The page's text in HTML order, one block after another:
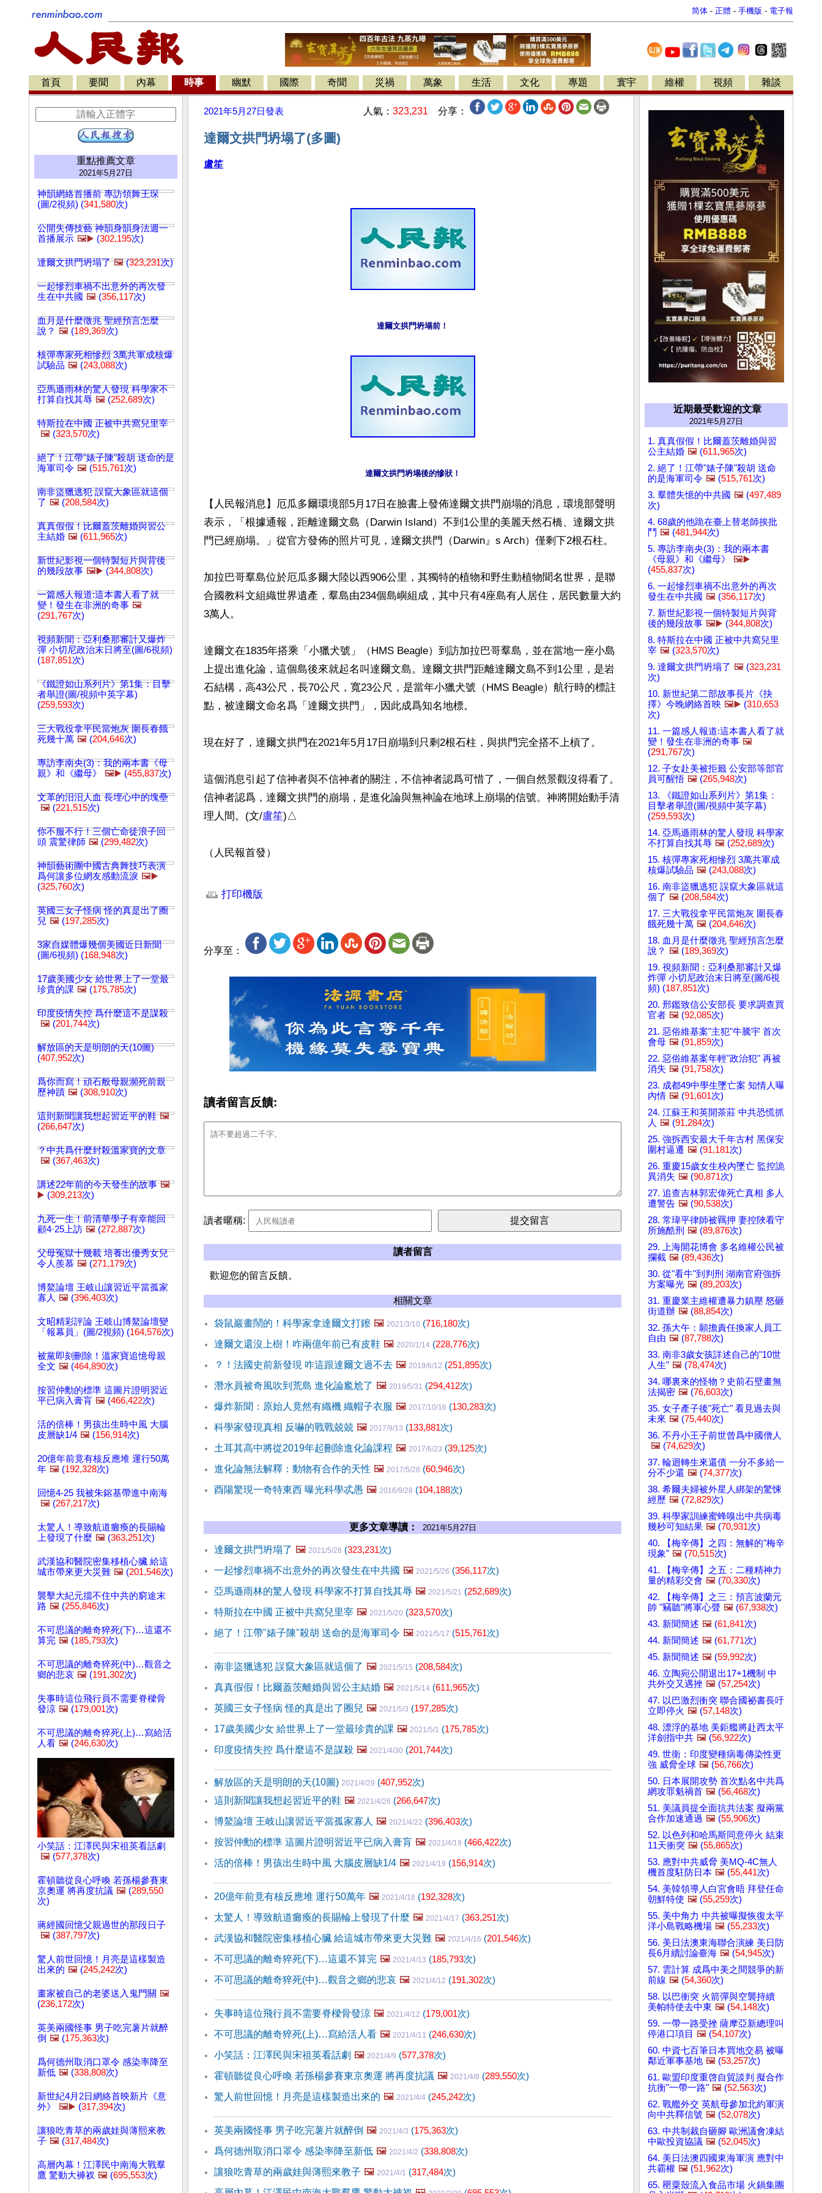
简体 - 正體 - 手機版 - 電子報
首頁 要聞 內幕 時事 幽默 國際 奇聞 災禍 萬象 生活 文化 專題 寰宇 維權 視頻 雜談
重點推薦文章
2021年5月27日
神韻網絡首播前 專訪領舞王琛
(圖/2視頻) (341,580次)
公開失傳技藝 神韻身韻身法週一
首播展示 🖼️▶️ (302,195次)
達爾文拱門坍塌了 🖼️(323,231次)
一起慘烈車禍不出意外的再次發
生在中共國 🖼️ (356,117次)
血月是什麼徵兆 聖經預言怎麼
說？ 🖼️ (189,369次)
核彈專家死相慘烈 3萬共軍成核爆
試驗品 🖼️ (243,088次)
亞馬遜雨林的驚人發現 科學家不
打算自找其辱 🖼️ (252,689次)
特斯拉在中國 正被中共窩兒里宰
🖼️ (323,570次)
絕了！江帶"婊子陳"殺胡 送命的是
海軍司令 🖼️ (515,761次)
南非盜獵逃犯 誤竄大象區就這個
了 🖼️ (208,584次)
真真假假！比爾蓋茨離婚與習公
主結婚 🖼️ (611,965次)
新世紀影視一個特製短片與背後
的幾段故事 🖼️▶️ (344,808次)
一篇感人報道:這本書人看了就
變！發生在非洲的奇事 🖼️
(291,767次)
視頻新聞：亞利桑那審計又爆炸
彈 小切尼政治末日將至(圖/6視頻)
(187,851次)
《鐵證如山系列片》第1集：目擊
者舉證(圖/視頻中英字幕)
(259,593次)
三大戰役拿平民當炮灰 圍長春餓
死幾十萬 🖼️ (204,646次)
專訪李南央(3)：我的兩本書《母
親》和《繼母》
🖼️▶️ (455,837次)
文革的汨汨人血 長埋心中的塊壘
🖼️ (221,515次)
你不服不行！三個亡命徒浪子回
頭 震驚律師 🖼️ (299,482次)
神韻藝術團中國古典舞技巧表演
爲何讓多位網友感動流淚 🖼️▶️
(325,760次)
英國三女子怪病 怪的真是出了圈
兒 🖼️ (197,285次)
3家自媒體爆幾個美國近日新聞
(圖/6視頻) (168,948次)
17歲美國少女 給世界上了一堂最
珍貴的課 🖼️ (175,785次)
印度疫情失控 爲什麼這不是謀殺
🖼️ (201,744次)
解放區的天是明朗的天(10圖)
(407,952次)
爲你而寫！頑石般母親瀕死前親
歷神蹟 🖼️ (308,910次)
這則新聞讓我想起習近平的鞋 🖼️
(266,647次)
？中共爲什麼封殺溫家寶的文章
🖼️ (367,463次)
講述22年前的今天發生的故事 🖼️
▶️ (309,213次)
九死一生！前清華學子有幸能回
顧4·25上訪 🖼️ (272,887次)
父母冤獄十幾載 培養出優秀女兒
令人羨慕 🖼️ (271,179次)
博鰲論壇 王岐山讓習近平當孤家
寡人 🖼️ (396,403次)
文昭精彩評論 王岐山博鰲論壇變
「報幕員」(圖/2視頻) (164,576次)
被黨即刻刪除！溫家寶追憶母親
全文 🖼️ (464,890次)
按習仲勳的標準 這圖片證明習近
平已病入膏肓 🖼️ (466,422次)
活的倍棒！男孩出生時中風 大腦
皮層缺1/4 🖼️ (156,914次)
20億年前竟有核反應堆 運行50萬
年 🖼️ (192,328次)
回憶4-25 我被朱鎔基帶進中南海
🖼️ (267,217次)
太驚人！導致航道癱瘓的長賜輪
上發現了什麼 🖼️ (363,251次)
武漢協和醫院密集移植心臟 給這
城市帶來更大災難 🖼️ (201,546次)
襲擊大紀元擋不住中共的窮途末
路 🖼️ (255,846次)
不可思議的離奇猝死(下)…這還不
算完 🖼️ (185,793次)
不可思議的離奇猝死(中)…觀音之
鄉的悲哀 🖼️ (191,302次)
失事時這位飛行員不需要脊樑骨
發涼 🖼️ (179,001次)
不可思議的離奇猝死(上)…寫給活
人看 🖼️ (246,630次)
小笑話：江澤民與宋祖英看話劇
🖼️ (577,378次)
霍頓聽從良心呼喚 若孫楊參賽東
京奧運 將再度抗議 🖼️ (289,550
次)
蔣經國回憶父親過世的那段日子
🖼️ (387,797次)
驚人前世回憶！月亮是這樣製造
出來的 🖼️ (245,242次)
畫家被自己的老婆送入鬼門關 🖼️
(236,172次)
英美兩國怪事 男子吃完薯片就醉
倒 🖼️ (175,363次)
爲何德州取消口罩令 感染率降至
新低 🖼️ (338,808次)
新世紀4月2日網絡首映新片《意
外》
🖼️▶️ (317,394次)
讓狼吃青草的兩歲娃與薄熙來教
子 🖼️ (317,484次)
高層內幕！江澤民中南海大戰羣
鷹 驚動大褲衩 🖼️ (695,553次)
2021年5月27日發表 人氣： 323,231 分享：
達爾文拱門坍塌了(多圖)
盧笙
達爾文拱門坍塌前！
達爾文拱門坍塌後的慘狀！
【人民報消息】厄瓜多爾環境部5月17日在臉書上發佈達爾文拱門崩塌的消息，環境部聲明
表示，「根據通報，距離達爾文島（Darwin Island）不到1公里的美麗天然石橋、達爾文拱
門已經崩塌。」從官方發佈的照片可見，達爾文拱門（Darwin』s Arch）僅剩下2根石柱。
加拉巴哥羣島位於厄瓜多爾大陸以西906公里，其獨特的植物和野生動植物聞名世界，是聯
合國教科文組織世界遺產，羣島由234個島嶼組成，其中只有4座島有人居住，居民數量大約
3萬人。
達爾文在1835年搭乘「小獵犬號」（HMS Beagle）到訪加拉巴哥羣島，並在當地一座小島
上提出進化論，這個島後來就起名叫達爾文島。達爾文拱門距離達爾文島不到1公里，是岩
石結構，高43公尺，長70公尺，寬23公尺，是當年小獵犬號（HMS Beagle）航行時的標註
點，被達爾文命名爲「達爾文拱門」，因此成爲知名地標。
現在好了，達爾文拱門在2021年5月17日崩塌到只剩2根石柱，與拱門完全搭不上槓了。
這個消息引起了信神者與不信神者的關注，不信神者認爲可惜了，一個自然景觀沒得看了。
信神者認爲，達爾文拱門的崩塌，是進化論與無神論在地球上崩塌的信號。神將開始動手清
理人間。(文/盧笙)△
（人民報首發）
打印機版
分享至：
讀者留言反饋:
讀者暱稱:
讀者留言
歡迎您的留言反饋。
相關文章
袋鼠巖畫鬧的！科學家拿達爾文打鑔 🖼️ 2021/3/10 (716,180次)
達爾文還沒上樹！咋兩億年前已有皮鞋 🖼️ 2020/1/14 (228,776次)
？！法國史前新發現 咋這跟達爾文過不去 🖼️ 2019/6/12 (251,895次)
潛水員被奇風吹到荒島 進化論尷尬了 🖼️ 2019/5/31 (294,412次)
爆炸新聞：原始人竟然有織機 織帽子衣服 🖼️ 2017/10/16 (130,283次)
科學家發現真相 反嚇的戰戰兢兢 🖼️ 2017/9/13 (133,881次)
土耳其高中將從2019年起刪除進化論課程 🖼️ 2017/6/23 (39,125次)
進化論無法解釋：動物有合作的天性 🖼️ 2017/5/28 (60,946次)
酉陽驚現一奇特東西 曝光科學忒愚 🖼️ 2016/9/28 (104,188次)
更多文章導讀： 2021年5月27日
達爾文拱門坍塌了 🖼️ 2021/5/28 (323,231次)
一起慘烈車禍不出意外的再次發生在中共國 🖼️ 2021/5/26 (356,117次)
亞馬遜雨林的驚人發現 科學家不打算自找其辱 🖼️ 2021/5/21 (252,689次)
特斯拉在中國 正被中共窩兒里宰 🖼️ 2021/5/20 (323,570次)
絕了！江帶"婊子陳"殺胡 送命的是海軍司令 🖼️ 2021/5/17 (515,761次)
南非盜獵逃犯 誤竄大象區就這個了 🖼️ 2021/5/15 (208,584次)
真真假假！比爾蓋茨離婚與習公主結婚 🖼️ 2021/5/14 (611,965次)
英國三女子怪病 怪的真是出了圈兒 🖼️ 2021/5/3 (197,285次)
17歲美國少女 給世界上了一堂最珍貴的課 🖼️ 2021/5/1 (175,785次)
印度疫情失控 爲什麼這不是謀殺 🖼️ 2021/4/30 (201,744次)
解放區的天是明朗的天(10圖) 2021/4/29 (407,952次)
這則新聞讓我想起習近平的鞋 🖼️ 2021/4/26 (266,647次)
博鰲論壇 王岐山讓習近平當孤家寡人 🖼️ 2021/4/22 (396,403次)
按習仲勳的標準 這圖片證明習近平已病入膏肓 🖼️ 2021/4/19 (466,422次)
活的倍棒！男孩出生時中風 大腦皮層缺1/4 🖼️ 2021/4/19 (156,914次)
20億年前竟有核反應堆 運行50萬年 🖼️ 2021/4/18 (192,328次)
太驚人！導致航道癱瘓的長賜輪上發現了什麼 🖼️ 2021/4/17 (363,251次)
武漢協和醫院密集移植心臟 給這城市帶來更大災難 🖼️ 2021/4/16 (201,546次)
不可思議的離奇猝死(下)…這還不算完 🖼️ 2021/4/13 (185,793次)
不可思議的離奇猝死(中)…觀音之鄉的悲哀 🖼️ 2021/4/12 (191,302次)
失事時這位飛行員不需要脊樑骨發涼 🖼️ 2021/4/12 (179,001次)
不可思議的離奇猝死(上)…寫給活人看 🖼️ 2021/4/11 (246,630次)
小笑話：江澤民與宋祖英看話劇 🖼️ 2021/4/9 (577,378次)
霍頓聽從良心呼喚 若孫楊參賽東京奧運 將再度抗議 🖼️ 2021/4/8 (289,550次)
驚人前世回憶！月亮是這樣製造出來的 🖼️ 2021/4/4 (245,242次)
英美兩國怪事 男子吃完薯片就醉倒 🖼️ 2021/4/3 (175,363次)
爲何德州取消口罩令 感染率降至新低 🖼️ 2021/4/2 (338,808次)
讓狼吃青草的兩歲娃與薄熙來教子 🖼️ 2021/4/1 (317,484次)
近期最受歡迎的文章
2021年5月27日
1. 真真假假！比爾蓋茨離婚與習
公主結婚 🖼️ (611,965次)
2. 絕了！江帶"婊子陳"殺胡 送命
的是海軍司令 🖼️ (515,761次)
3. 羣體失憶的中共國 🖼️ (497,489
次)
4. 68歲的他跪在臺上替老師挨批
鬥 🖼️ (481,944次)
5. 專訪李南央(3)：我的兩本書
《母親》和《繼母》
🖼️▶️
(455,837次)
6. 一起慘烈車禍不出意外的再次
發生在中共國 🖼️ (356,117次)
7. 新世紀影視一個特製短片與背
後的幾段故事 🖼️▶️ (344,808次)
8. 特斯拉在中國 正被中共窩兒里
宰 🖼️ (323,570次)
9. 達爾文拱門坍塌了 🖼️ (323,231
次)
10. 新世紀第二部故事長片《抉
擇》今晚網絡首映 🖼️▶️ (310,653
次)
11. 一篇感人報道:這本書人看了就
變！發生在非洲的奇事 🖼️
(291,767次)
12. 子女赴美被拒籤 公安部等部官
員可醒悟 🖼️ (265,948次)
13. 《鐵證如山系列片》第1集：
目擊者舉證(圖/視頻中英字幕)
(259,593次)
14. 亞馬遜雨林的驚人發現 科學家
不打算自找其辱 🖼️ (252,689次)
15. 核彈專家死相慘烈 3萬共軍成
核爆試驗品 🖼️ (243,088次)
16. 南非盜獵逃犯 誤竄大象區就這
個了 🖼️ (208,584次)
17. 三大戰役拿平民當炮灰 圍長春
餓死幾十萬 🖼️ (204,646次)
18. 血月是什麼徵兆 聖經預言怎麼
說？ 🖼️ (189,369次)
19. 視頻新聞：亞利桑那審計又爆
炸彈 小切尼政治末日將至(圖/6視
頻) (187,851次)
20. 邢鑑致信公安部長 要求調查買
官者 🖼️ (92,085次)
21. 惡俗維基案"主犯"牛騰宇 首次
會母 🖼️ (91,859次)
22. 惡俗維基案年輕"政治犯" 再被
消失 🖼️ (91,758次)
23. 成都49中學生墜亡案 知情人曝
內情 🖼️ (91,601次)
24. 江蘇王和英開茶莊 中共恐慌抓
人 🖼️ (91,284次)
25. 強拆西安最大千年古村 黑保安
圍村逼遷 🖼️ (91,181次)
26. 重慶15歲女生校內墜亡 監控詭
異消失 🖼️ (90,871次)
27. 追查吉林郭宏偉死亡真相 多人
遭警告 🖼️ (90,538次)
28. 常瑋平律師被羈押 妻控陜看守
所施酷刑 🖼️ (89,876次)
29. 上海開花博會 多名維權公民被
攔截 🖼️ (89,436次)
30. 從"看牛"到判刑 湖南官府強拆
方案曝光 🖼️ (89,203次)
31. 重慶業主維權遭暴力鎮壓 怒砸
街道辦 🖼️ (88,854次)
32. 孫大午：願擔責任換家人員工
自由 🖼️ (87,788次)
33. 南非3歲女孩詳述自己的"10世
人生" 🖼️ (78,474次)
34. 哪裏來的怪物？史前石壁畫無
法揭密 🖼️ (76,603次)
35. 女子產子後"死亡" 看見過去與
未來 🖼️ (75,440次)
36. 不丹小王子前世曾爲中國僧人
🖼️ (74,629次)
37. 輪迴轉生來還債 一分不多給一
分不少還 🖼️ (74,377次)
38. 希爾夫婦被外星人綁架的驚悚
經歷 🖼️ (72,829次)
39. 科學家訓練蜜蜂嗅出中共病毒
幾秒可知結果 🖼️ (70,931次)
40. 【梅辛傳】之四：無解的"梅辛
現象" 🖼️ (70,515次)
41. 【梅辛傳】之五：二種精神力
量的精彩交會 🖼️ (70,330次)
42. 【梅辛傳】之三：預言波蘭元
帥 "竊聽"將軍心聲 🖼️ (67,938次)
43. 新聞簡述 🖼️ (61,841次)
44. 新聞簡述 🖼️ (61,771次)
45. 新聞簡述 🖼️ (59,992次)
46. 立陶宛公開退出17+1機制 中
共外交又遇挫 🖼️ (57,254次)
47. 以巴激烈衝突 聯合國祕書長吁
立即停火 🖼️ (57,148次)
48. 漂浮的基地 美鉅艦將赴西太平
洋劍指中共 🖼️ (56,922次)
49. 世衛：印度變種病毒傳染性更
強 威脅全球 🖼️ (56,766次)
50. 日本展開攻勢 首次點名中共爲
網攻罪魁禍首 🖼️ (56,468次)
51. 美議員提全面抗共法案 擬兩黨
合作加速通過 🖼️ (55,906次)
52. 以色列和哈馬斯同意停火 結束
11天衝突 🖼️ (55,865次)
53. 應對中共威脅 美MQ-4C無人
機首度駐防日本 🖼️ (55,441次)
54. 美韓領導人白宮會晤 拜登任命
朝鮮特使 🖼️ (55,259次)
55. 美中角力 中共被曝擬恢復太平
洋小島戰略機場 🖼️ (55,233次)
56. 美日法澳東海聯合演練 美日防
長6月續討論臺海 🖼️ (54,945次)
57. 雲計算 成爲中美之間競爭的新
前線 🖼️ (54,360次)
58. 以巴衝突 火箭彈與空襲持續
美帕特使去中東 🖼️ (54,148次)
59. 一帶一路受挫 薩摩亞新總理叫
停港口項目 🖼️ (54,107次)
60. 中資七百筆日本買地交易 被曝
鄰近軍事基地 🖼️ (53,257次)
61. 歐盟印度重啓自貿談判 擬合作
抗衡"一帶一路" 🖼️ (52,563次)
62. 戰艦外交 英航母參加北約軍演
向中共釋信號 🖼️ (52,078次)
63. 中共制裁自砸腳 歐洲議會凍結
中歐投資協議 🖼️ (52,045次)
64. 美日法澳四國東海軍演 應對中
共霸權 🖼️ (51,962次)
65. 罌粟殼流入食品市場 火鍋集團